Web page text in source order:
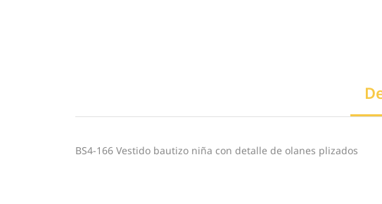
BS4-166 Vestido bautizo niña con detalle de olanes plizados